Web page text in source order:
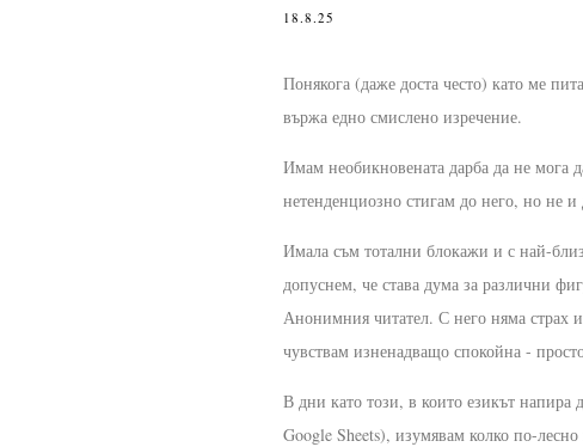
18.8.25
Понякога (даже доста често) като ме
вържа едно смислено изречение.
Имам необикновената дарба да не мога
нетенденциозно стигам до него, но не и
Имала съм тотални блокажи и с най-
допуснем, че става дума за различни
Анонимния читател. С него няма страх
чувствам изненадващо спокойна -
В дни като този, в които езикът напира
Google Sheets), изумявам колко по-